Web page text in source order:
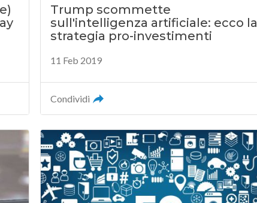
Trump scommette
sull'intelligenza artificiale: ecco la
strategia pro-investimenti
11 Feb 2019
Condividi